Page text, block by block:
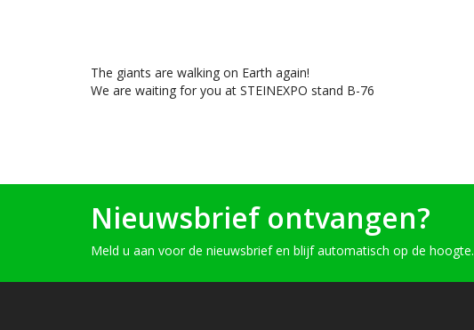
The giants are walking on Earth again!
We are waiting for you at STEINEXPO stand B-76
Nieuwsbrief ontvangen?
Meld u aan voor de nieuwsbrief en blijf automatisch op de hoogte.